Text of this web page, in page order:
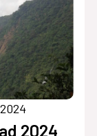
2024